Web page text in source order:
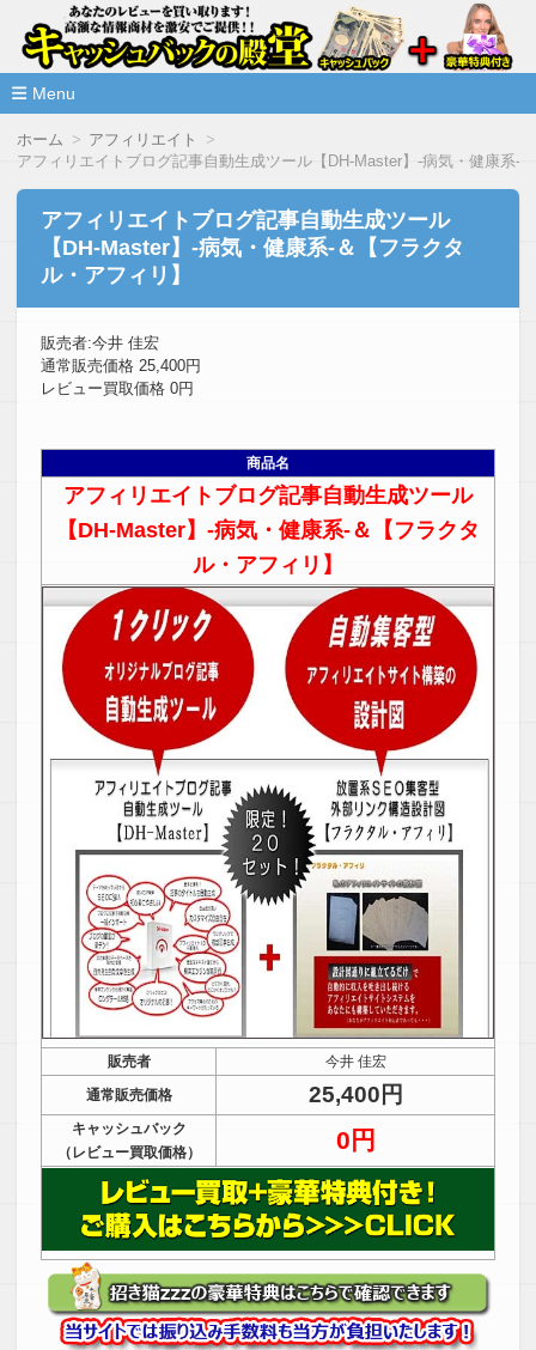
情報商材激安サイト・キャッシ
ュバックの殿堂
高額な情報商材をレビューを買い取ることで激安で購入できま
Menu
ホーム
アフィリエイト
アフィリエイトブログ記事自動生成ツール【DH-Master】-病気・健康系-
アフィリエイトブログ記事自動生成ツール
【DH-Master】-病気・健康系-＆【フラクタ
ル・アフィリ】
販売者:今井 佳宏
通常販売価格 25,400円
レビュー買取価格 0円
商品名
アフィリエイトブログ記事自動生成ツール
【DH-Master】-病気・健康系-＆【フラクタ
ル・アフィリ】
販売者
今井 佳宏
通常販売価格
25,400円
キャッシュバック
（レビュー買取価格）
0円